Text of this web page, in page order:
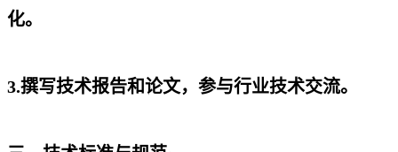
化。
3.撰写技术报告和论文，参与行业技术交流。